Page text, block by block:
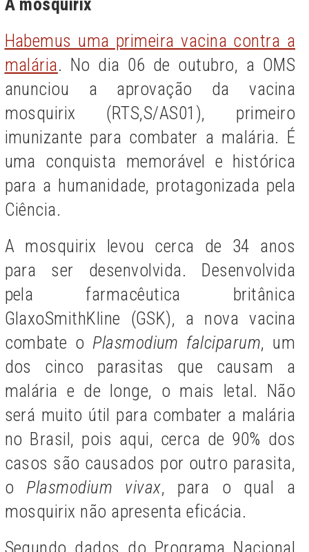
A mosquirix
Habemus uma primeira vacina contra a
malária. No dia 06 de outubro, a OMS
anunciou a aprovação da vacina
mosquirix (RTS,S/AS01), primeiro
imunizante para combater a malária. É
uma conquista memorável e histórica
para a humanidade, protagonizada pela
Ciência.
A mosquirix levou cerca de 34 anos
para ser desenvolvida. Desenvolvida
pela farmacêutica britânica
GlaxoSmithKline (GSK), a nova vacina
combate oPlasmodium falciparum, um
dos cinco parasitas que causam a
malária e de longe, o mais letal. Não
será muito útil para combater a malária
no Brasil, pois aqui, cerca de 90% dos
casos são causados por outro parasita,
oPlasmodium vivax, para o qual a
mosquirix não apresenta eficácia.